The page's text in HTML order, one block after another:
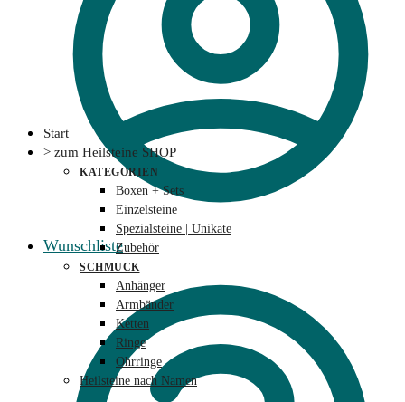
Wunschliste
Start
> zum Heilsteine SHOP
KATEGORIEN
Boxen + Sets
Einzelsteine
Spezialsteine | Unikate
Zubehör
SCHMUCK
Anhänger
Armbänder
Ketten
Ringe
Ohrringe
Heilsteine nach Namen